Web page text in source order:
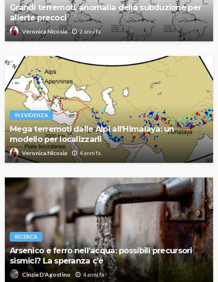
Grandi terremoti, anomalia della subduzione per
allerte precoci
Veronica Nicosia 2 anni fa
IN EVIDENZA
Mega terremoti dalle Alpi all’Himalaya: un
modello per localizzarli
Veronica Nicosia 4 anni fa
RICERCA
Arsenico e ferro nell’acqua: possibili precursori
sismici? La speranza c’è
Cinzia D'Agostino 4 anni fa